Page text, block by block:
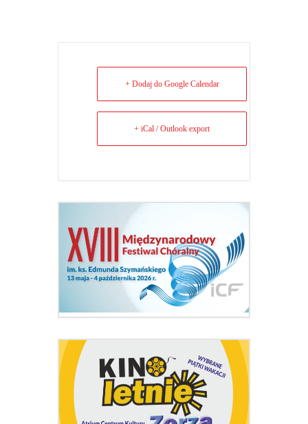
+ Dodaj do Google Calendar
+ iCal / Outlook export